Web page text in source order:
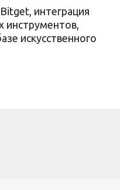
интеграция
инструментов,
искусственного